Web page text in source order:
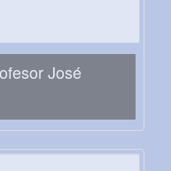
José